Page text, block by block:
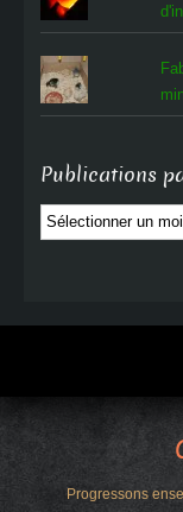
Publications
Publications
par
Progressons